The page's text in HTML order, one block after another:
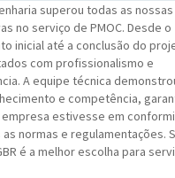
superou todas as nossas
no serviço de PMOC. Desde o
inicial até a conclusão do
com profissionalismo e
A equipe técnica
e competência,
estivesse em
normas e regulamentações.
é a melhor escolha para